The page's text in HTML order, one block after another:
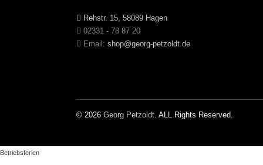
Rehstr. 15, 58089 Hagen
02331 - 78 87 20
Email: shop@georg-petzoldt.de
© 2026 Georg Petzoldt . ALL Rights Reserved.
Betriebsferien